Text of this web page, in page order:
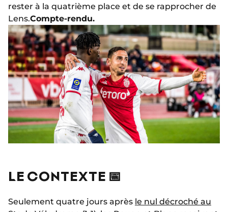
rester à la quatrième place et de se rapprocher de
Lens.Compte-rendu.
LE CONTEXTE 📅
Seulement quatre jours après le nul décroché au